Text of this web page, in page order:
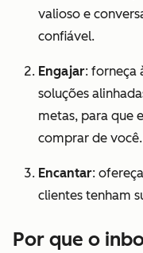
valioso e
confiável.
Engajar: forneça
soluções
metas, para que
comprar de você.
Encantar:
clientes tenham
Por que o